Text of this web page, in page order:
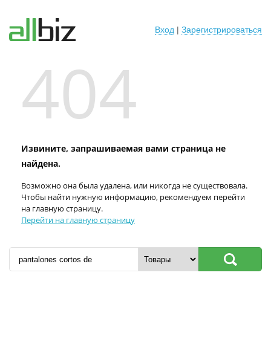
Вход | Зарегистрироваться
404
Извините, запрашиваемая вами страница не
найдена.
Возможно она была удалена, или никогда не существовала.
Чтобы найти нужную информацию, рекомендуем перейти
на главную страницу.
Перейти на главную страницу